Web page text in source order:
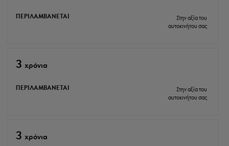
ΠΕΡΙΛΑΜΒΑΝΕΤΑΙ
Στην αξία του
αυτοκινήτου σας
3 xρόνια
ΠΕΡΙΛΑΜΒΑΝΕΤΑΙ
Στην αξία του
αυτοκινήτου σας
3 xρόνια